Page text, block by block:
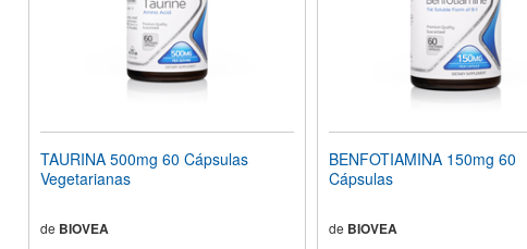
TAURINA 500mg 60 Cápsulas
Vegetarianas
de BIOVEA
BENFOTIAMINA 150mg 60
Cápsulas
de BIOVEA